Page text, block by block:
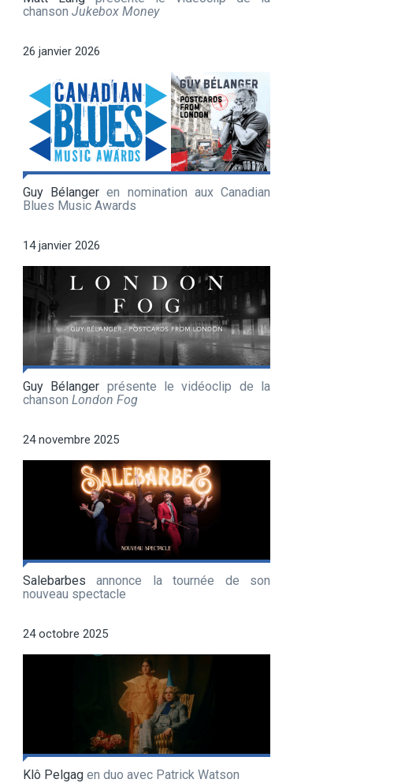
chanson Jukebox Money
26 janvier 2026
Guy Bélanger en nomination aux Canadian
Blues Music Awards
14 janvier 2026
Guy Bélanger présente le vidéoclip de la
chanson London Fog
24 novembre 2025
Salebarbes annonce la tournée de son
nouveau spectacle
24 octobre 2025
Klô Pelgag en duo avec Patrick Watson